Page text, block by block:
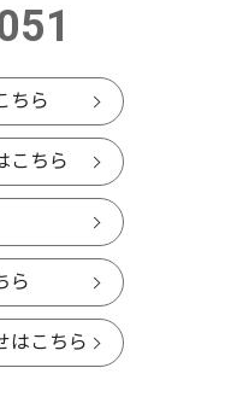
ちら
こちら
ら
はこちら